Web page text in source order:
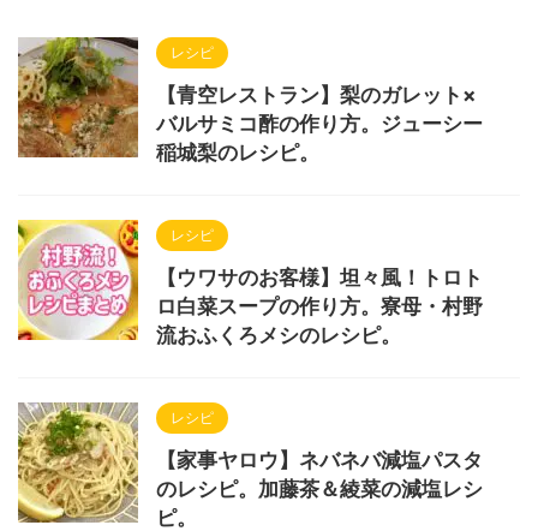
レシピ
【青空レストラン】梨のガレット×
バルサミコ酢の作り方。ジューシー
稲城梨のレシピ。
レシピ
【ウワサのお客様】坦々風！トロト
ロ白菜スープの作り方。寮母・村野
流おふくろメシのレシピ。
レシピ
【家事ヤロウ】ネバネバ減塩パスタ
のレシピ。加藤茶＆綾菜の減塩レシ
ピ。